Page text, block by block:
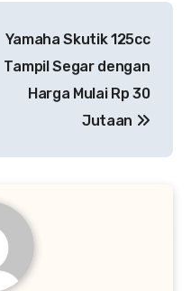
Yamaha Skutik 125cc
Tampil Segar dengan
Harga Mulai Rp 30
Jutaan